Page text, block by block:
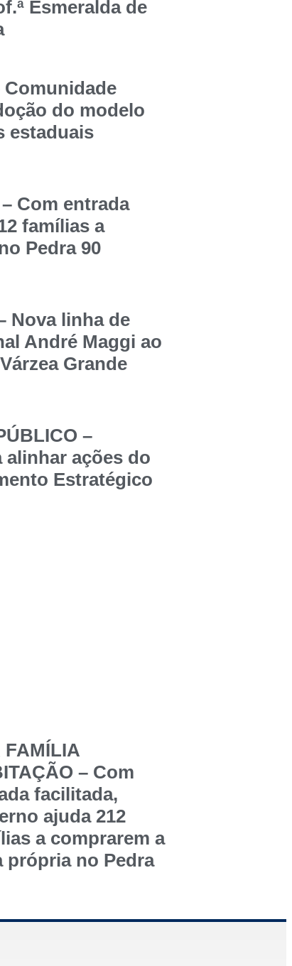
Esmeralda de
Comunidade
do modelo
estaduais
Com entrada
famílias a
Pedra 90
Nova linha de
André Maggi ao
Grande
–
alinhar ações do
Estratégico
FAMÍLIA
– Com
facilitada,
ajuda 212
a comprarem a
própria no Pedra